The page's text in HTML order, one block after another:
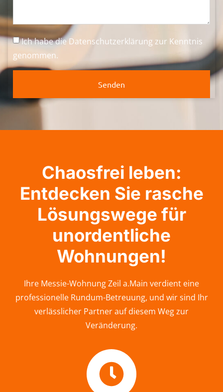
Ich habe dieDatenschutzerklärung zur Kenntnis
genommen.
Senden
Chaosfrei leben:
Entdecken Sie rasche
Lösungswege für
unordentliche
Wohnungen!
Ihre Messie-Wohnung Zeil a.Main verdient eine
professionelle Rundum-Betreuung, und wir sind Ihr
verlässlicher Partner auf diesem Weg zur
Veränderung.